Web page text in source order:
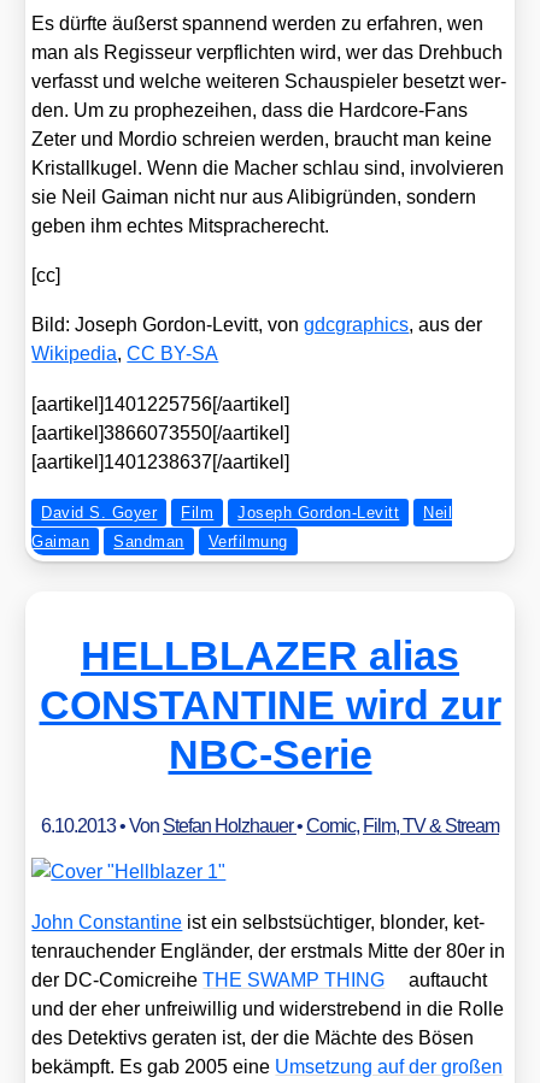
Es dürf­te äußerst span­nend wer­den zu erfah­ren, wen
man als Regis­seur ver­pflich­ten wird, wer das Dreh­buch
ver­fasst und wel­che wei­te­ren Schau­spie­ler besetzt wer­
den. Um zu pro­phe­zei­hen, dass die Hard­core-Fans
Zeter und Mor­dio schrei­en wer­den, braucht man kei­ne
Kris­tall­ku­gel. Wenn die Macher schlau sind, invol­vie­ren
sie Neil Gai­man nicht nur aus Ali­bi­grün­den, son­dern
geben ihm ech­tes Mit­spra­che­recht.
[cc]
Bild: Joseph Gor­don-Levitt, vongdc­gra­phics, aus der
Wiki­pe­dia,CC BY-SA
[aartikel]1401225756[/aartikel]
[aartikel]3866073550[/aartikel]
[aartikel]1401238637[/aartikel]
David S. Goyer Film Joseph Gordon-Levitt
Neil
Gaiman
Sandman Verfilmung
HELLBLAZER alias
CONSTANTINE wird zur
NBC-Serie
6.10.2013• Von Stefan Holzhauer•Comic, Film, TV & Stream
John Con­stan­ti­ne ist ein selbst­süch­ti­ger, blon­der, ket­
ten­rau­chen­der Eng­län­der, der erst­mals Mit­te der 80er in
der DC-Comic­rei­heTHE SWAMP THING
auf­taucht
und der eher unfrei­wil­lig und wider­stre­bend in die Rol­le
des Detek­tivs gera­ten ist, der die Mäch­te des Bösen
bekämpft. Es gab 2005 eine Umset­zung auf der gro­ßen